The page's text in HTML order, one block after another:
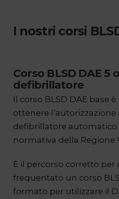
I nostri corsi
Corso BLSD DAE 5
defibrillatore
Il corso BLSD DAE base
ottenere l’autorizzazione
defibrillatore automatico
normativa della Regione
È il percorso corretto per
frequentato un corso
formato per utilizzare il